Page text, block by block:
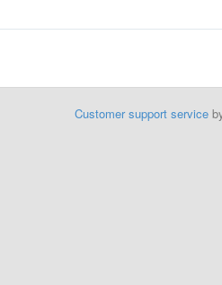
Customer support service